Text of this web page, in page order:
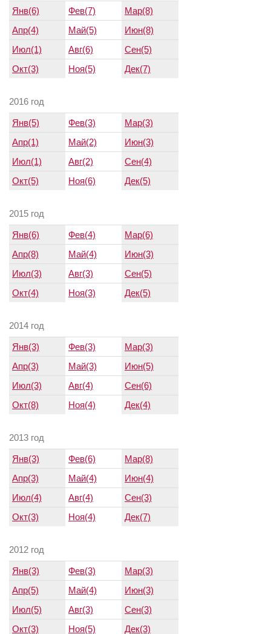
Янв(6) Фев(7)
Мар(8)
Апр(4)
Май(5)
Июн(8)
Июл(1)
Авг(6)
Сен(5)
Окт(3)
Ноя(5) Дек(7)
2016 год
Янв(5) Фев(3)
Мар(3)
Апр(1)
Май(2)
Июн(3)
Июл(1)
Авг(2)
Сен(4)
Окт(5)
Ноя(6) Дек(5)
2015 год
Янв(6) Фев(4)
Мар(6)
Апр(8)
Май(4)
Июн(3)
Июл(3)
Авг(3)
Сен(5)
Окт(4)
Ноя(3) Дек(5)
2014 год
Янв(3) Фев(3)
Мар(3)
Апр(3)
Май(3)
Июн(5)
Июл(3)
Авг(4)
Сен(6)
Окт(8)
Ноя(4) Дек(4)
2013 год
Янв(3) Фев(6)
Мар(8)
Апр(3)
Май(4)
Июн(4)
Июл(4)
Авг(4)
Сен(3)
Окт(3)
Ноя(4) Дек(7)
2012 год
Янв(3) Фев(3)
Мар(3)
Апр(5)
Май(4)
Июн(3)
Июл(5)
Авг(3)
Сен(3)
Окт(3)
Ноя(5) Дек(3)